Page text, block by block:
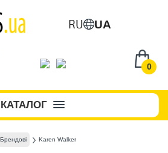
RU UA
0
КАТАЛОГ
Брендові Karen Walker